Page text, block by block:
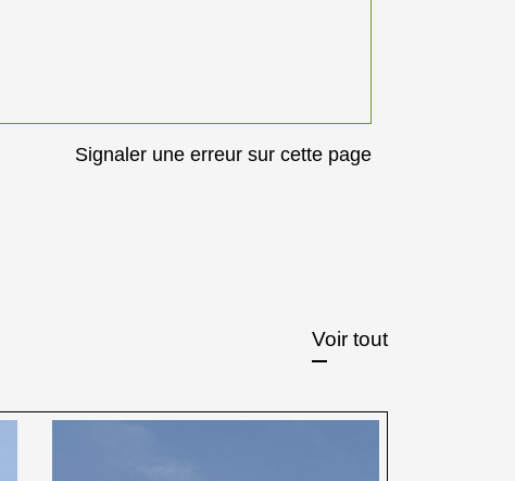
Signaler une erreur sur cette page
Voir tout